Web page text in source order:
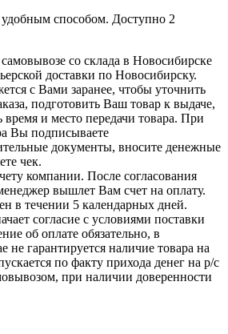
способом. Доступно 2
со склада в Новосибирске
доставки по Новосибирску.
с Вами заранее, чтобы уточнить
подготовить Ваш товар к выдаче,
время и место передачи товара. При
Вы подписываете
документы, вносите денежные
чек.
компании. После согласования
вышлет Вам счет на оплату.
в течении 5 календарных дней.
согласие с условиями поставки
об оплате обязательно, в
не гарантируется наличие товара на
по факту прихода денег на р/с
при наличии доверенности